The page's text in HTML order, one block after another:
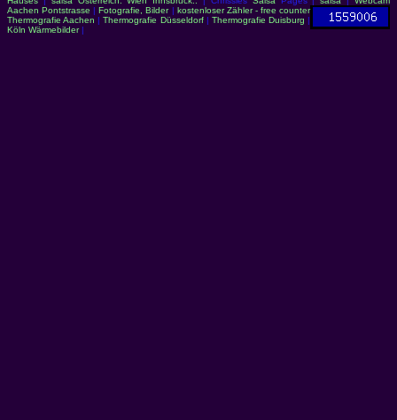
Aachen Pontstrasse |Fotografie, Bilder| kostenloser Zähler - free counter
Thermografie Aachen |Thermografie Düsseldorf| Thermografie Duisburg |
Köln Wärmebilder|